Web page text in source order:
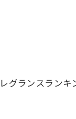
グランスラン